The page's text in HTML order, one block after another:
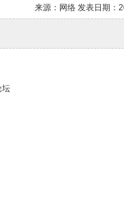
来源：网络 发表日期：
坛